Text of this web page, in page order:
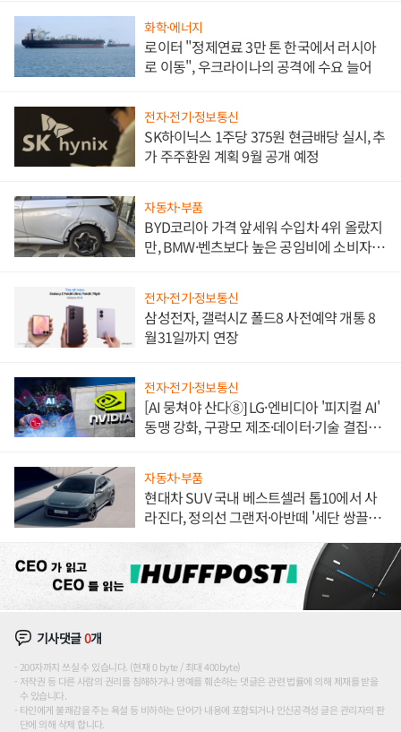
화학·에너지
로이터 "정제연료 3만 톤 한국에서 러시아
로 이동", 우크라이나의 공격에 수요 늘어
전자·전기·정보통신
SK하이닉스 1주당 375원 현금배당 실시, 추
가 주주환원 계획 9월 공개 예정
자동차·부품
BYD코리아 가격 앞세워 수입차 4위 올랐지
만, BMW·벤츠보다 높은 공임비에 소비자
전자·전기·정보통신
삼성전자, 갤럭시Z 폴드8 사전예약 개통 8
월31일까지 연장
전자·전기·정보통신
[AI 뭉쳐야 산다⑧] LG·엔비디아 '피지컬 AI'
동맹 강화, 구광모 제조·데이터·기술 결집
자동차·부품
현대차 SUV 국내 베스트셀러 톱10에서 사
라진다, 정의선 그랜저·아반떼 '세단 쌍끌
기사댓글0개
200자까지 쓰실 수 있습니다. (현재 0 byte / 최대 400byte)
저작권 등 다른 사람의 권리를 침해하거나 명예를 훼손하는 댓글은 관련 법률에 의해 제재를 받을
수 있습니다.
타인에게 불쾌감을 주는 욕설 등 비하하는 단어가 내용에 포함되거나 인신공격성 글은 관리자의 판
단에 의해 삭제 합니다.